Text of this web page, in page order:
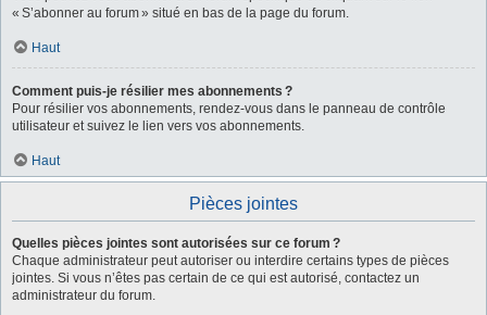
« S’abonner au forum » situé en bas de la page du forum.
Haut
Comment puis-je résilier mes abonnements ?
Pour résilier vos abonnements, rendez-vous dans le panneau de contrôle
utilisateur et suivez le lien vers vos abonnements.
Haut
Pièces jointes
Quelles pièces jointes sont autorisées sur ce forum ?
Chaque administrateur peut autoriser ou interdire certains types de pièces
jointes. Si vous n’êtes pas certain de ce qui est autorisé, contactez un
administrateur du forum.